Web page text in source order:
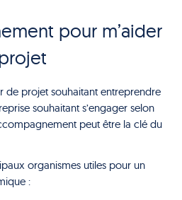
pour m’aider
de projet souhaitant entreprendre
souhaitant s’engager selon
peut être la clé du
organismes utiles pour un
: